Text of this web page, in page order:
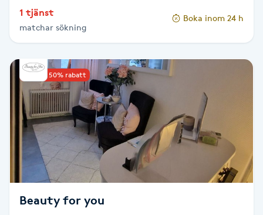
Enzympeeling
Extensions borttagning
Eyeliner-tatuering
Face framing
Faceliftmassage
1 tjänst
matchar sökning
Boka inom 24 h
Upp till 50% rabatt
Beauty for you